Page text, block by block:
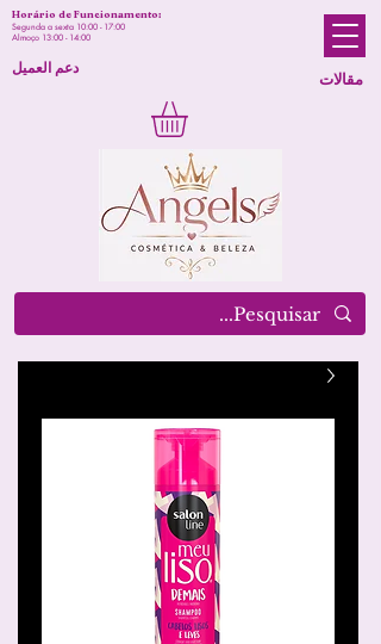
مقالات
Horário de Funcionamento:
Segunda a sexta 10:00 - 17:00
Almoço 13:00 - 14:00
دعم العميل